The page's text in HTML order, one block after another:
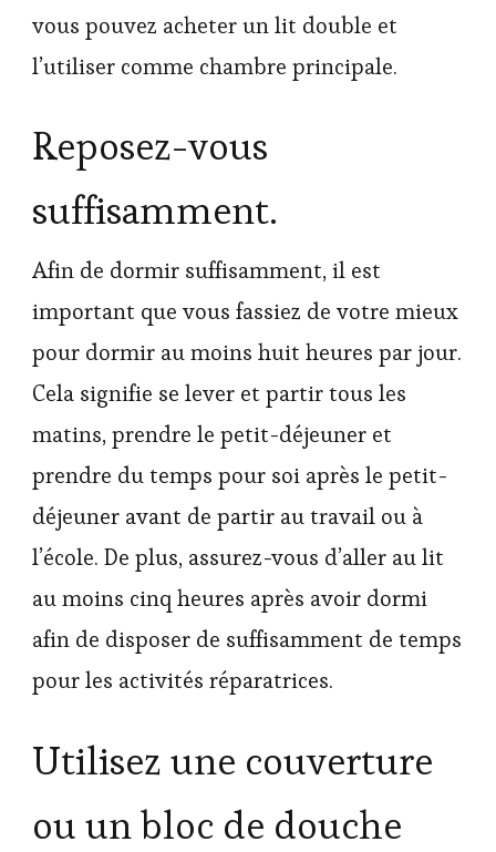
vous pouvez acheter un lit double et
l’utiliser comme chambre principale.
Reposez-vous
suffisamment.
Afin de dormir suffisamment, il est
important que vous fassiez de votre mieux
pour dormir au moins huit heures par jour.
Cela signifie se lever et partir tous les
matins, prendre le petit-déjeuner et
prendre du temps pour soi après le petit-
déjeuner avant de partir au travail ou à
l’école. De plus, assurez-vous d’aller au lit
au moins cinq heures après avoir dormi
afin de disposer de suffisamment de temps
pour les activités réparatrices.
Utilisez une couverture
ou un bloc de douche